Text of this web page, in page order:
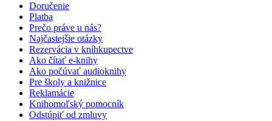
Doručenie
Platba
Prečo práve u nás?
Najčastejšie otázky
Rezervácia v kníhkupectve
Ako čítať e-knihy
Ako počúvať audioknihy
Pre školy a knižnice
Reklamácie
Knihomoľský pomocník
Odstúpiť od zmluvy